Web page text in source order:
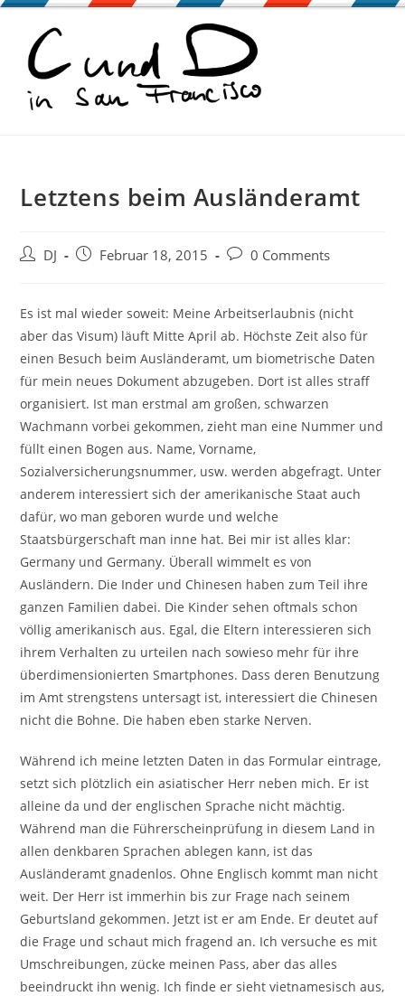
Zum
springen
Letztens beim Ausländeramt
Beitrags-
DJ
BeitragFebruar 18, 2015
Beitrags-
0 Comments
Es ist mal wieder soweit: Meine Arbeitserlaubnis (nicht
aber das Visum) läuft Mitte April ab. Höchste Zeit also für
einen Besuch beim Ausländeramt, um biometrische Daten
für mein neues Dokument abzugeben. Dort ist alles straff
organisiert. Ist man erstmal am großen, schwarzen
Wachmann vorbei gekommen, zieht man eine Nummer und
füllt einen Bogen aus. Name, Vorname,
Sozialversicherungsnummer, usw. werden abgefragt. Unter
anderem interessiert sich der amerikanische Staat auch
dafür, wo man geboren wurde und welche
Staatsbürgerschaft man inne hat. Bei mir ist alles klar:
Germany und Germany. Überall wimmelt es von
Ausländern. Die Inder und Chinesen haben zum Teil ihre
ganzen Familien dabei. Die Kinder sehen oftmals schon
völlig amerikanisch aus. Egal, die Eltern interessieren sich
ihrem Verhalten zu urteilen nach sowieso mehr für ihre
überdimensionierten Smartphones. Dass deren Benutzung
im Amt strengstens untersagt ist, interessiert die Chinesen
nicht die Bohne. Die haben eben starke Nerven.
Während ich meine letzten Daten in das Formular eintrage,
setzt sich plötzlich ein asiatischer Herr neben mich. Er ist
alleine da und der englischen Sprache nicht mächtig.
Während man die Führerscheinprüfung in diesem Land in
allen denkbaren Sprachen ablegen kann, ist das
Ausländeramt gnadenlos. Ohne Englisch kommt man nicht
weit. Der Herr ist immerhin bis zur Frage nach seinem
Geburtsland gekommen. Jetzt ist er am Ende. Er deutet auf
die Frage und schaut mich fragend an. Ich versuche es mit
Umschreibungen, zücke meinen Pass, aber das alles
beeindruckt ihn wenig. Ich finde er sieht vietnamesisch aus,